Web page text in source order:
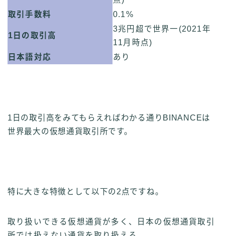
取引手数料
0.1%
1日の取引高
3兆円超で世界一(2021年
11月時点)
日本語対応
あり
1日の取引高をみてもらえればわかる通りBINANCEは
世界最大の仮想通貨取引所です。
特に大きな特徴として以下の2点ですね。
取り扱いできる仮想通貨が多く、日本の仮想通貨取引